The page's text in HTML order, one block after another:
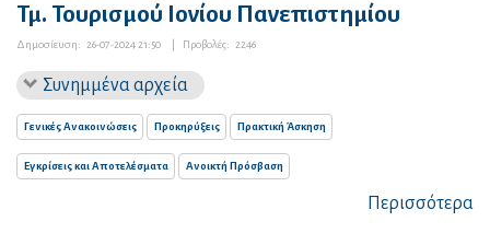
Τμ. Τουρισμού Ιονίου Πανεπιστημίου
Δημοσίευση: 26-07-2024 21:50 Προβολές: 2246
Συνημμένα αρχεία
Γενικές Ανακοινώσεις Προκηρύξεις Πρακτική Άσκηση
Εγκρίσεις και Αποτελέσματα Ανοικτή Πρόσβαση
Περισσότερα